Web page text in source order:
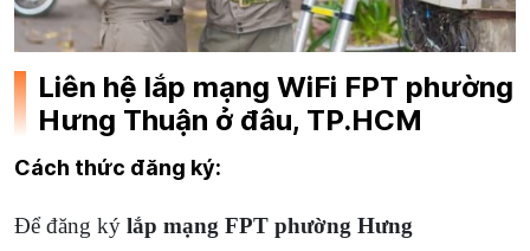
Liên hệ lắp mạng WiFi FPT phường
Hưng Thuận ở đâu, TP.HCM
Cách thức đăng ký:
Để đăng ký lắp mạng FPT phường Hưng